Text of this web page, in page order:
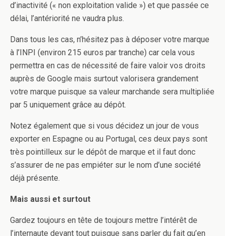
d’inactivité (« non exploitation valide ») et que passée ce
délai, l’antériorité ne vaudra plus.
Dans tous les cas, n’hésitez pas à déposer votre marque
à l’INPI (environ 215 euros par tranche) car cela vous
permettra en cas de nécessité de faire valoir vos droits
auprès de Google mais surtout valorisera grandement
votre marque puisque sa valeur marchande sera multipliée
par 5 uniquement grâce au dépôt.
Notez également que si vous décidez un jour de vous
exporter en Espagne ou au Portugal, ces deux pays sont
très pointilleux sur le dépôt de marque et il faut donc
s’assurer de ne pas empiéter sur le nom d’une société
déjà présente.
Mais aussi et surtout
Gardez toujours en tête de toujours mettre l’intérêt de
l’internaute devant tout puisque sans parler du fait qu’en